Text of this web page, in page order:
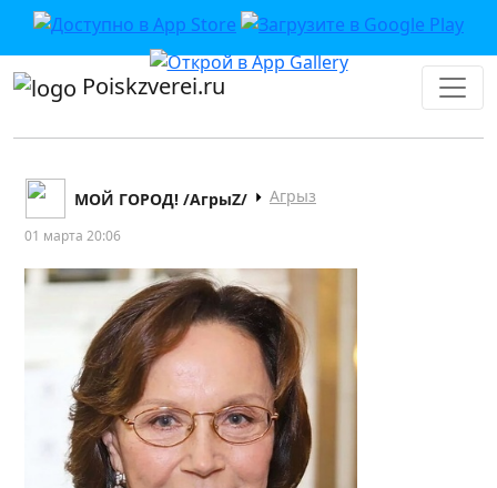
Poiskzverei.ru
МОЙ ГОРОД! /АгрыZ/ Агрыз
01 марта 20:06